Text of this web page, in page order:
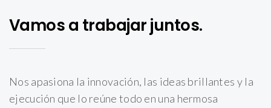
Vamos a trabajar juntos.
Nos apasiona la innovación, las ideas brillantes y la
ejecución que lo reúne todo en una hermosa